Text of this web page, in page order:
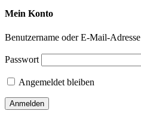
Mein Konto
Benutzername oder E-Mail-Adresse
Passwort
Angemeldet bleiben